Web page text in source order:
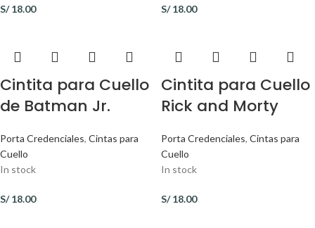
S/18.00 S/18.00
Cintita para Cuello
de Batman Jr.
Porta Credenciales, Cintas para
Cuello
In stock
S/18.00
Cintita para Cuello
Rick and Morty
Porta Credenciales, Cintas para
Cuello
In stock
S/18.00